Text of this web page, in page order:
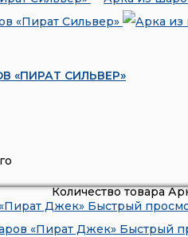
«ПИРАТ СИЛЬВЕР»
Количество товара
Быстрый
Быстрый